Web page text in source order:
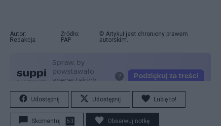
Autor:
Redakcja
Źródło:
PAP
© Artykuł jest chroniony prawem
autorskim.
Udostępnij Udostępnij Lubię to!
Skomentuj 53 Obserwuj notkę